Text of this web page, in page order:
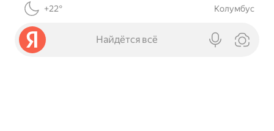
+22° Колумбус
Найдётся всё